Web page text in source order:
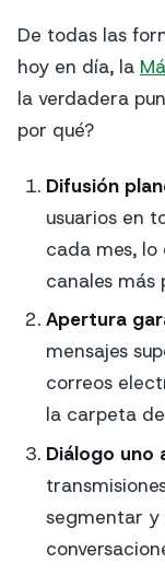
De todas las
hoy en día, la
la verdadera
por qué?
Difusión
usuarios en
cada mes,
canales más
Apertura
mensajes
correos
la carpeta
Diálogo uno
segmentar y